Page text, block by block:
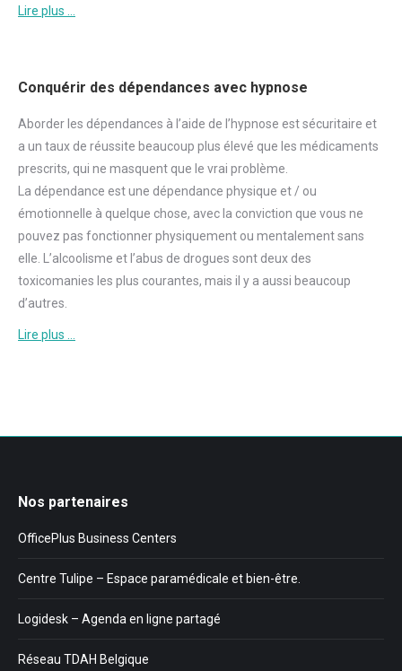
Lire plus …
Conquérir des dépendances avec hypnose
Aborder les dépendances à l’aide de l’hypnose est sécuritaire et
a un taux de réussite beaucoup plus élevé que les médicaments
prescrits, qui ne masquent que le vrai problème.
La dépendance est une dépendance physique et / ou
émotionnelle à quelque chose, avec la conviction que vous ne
pouvez pas fonctionner physiquement ou mentalement sans
elle. L’alcoolisme et l’abus de drogues sont deux des
toxicomanies les plus courantes, mais il y a aussi beaucoup
d’autres.
Lire plus …
Nos partenaires
OfficePlus Business Centers
Centre Tulipe – Espace paramédicale et bien-être.
Logidesk – Agenda en ligne partagé
Réseau TDAH Belgique